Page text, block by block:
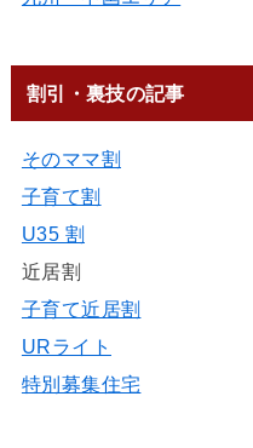
割引・裏技の記事
そのママ割
子育て割
U35 割
近居割
子育て近居割
URライト
特別募集住宅